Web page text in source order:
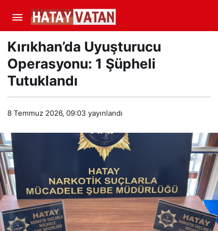
Kırıkhan’da Uyuşturucu
Operasyonu: 1 Şüpheli
Tutuklandı
8 Temmuz 2026, 09:03 yayınlandı